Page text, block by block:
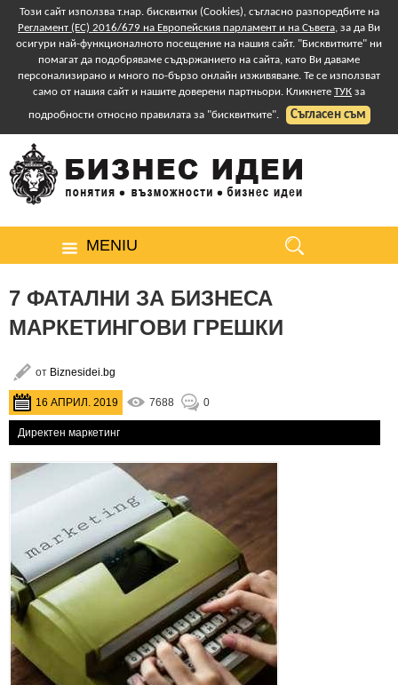
Този сайт използва т.нар. бисквитки (Cookies), съгласно разпоредбите на
Регламент (ЕС) 2016/679 на Европейския парламент и на Съвета, за да Ви
осигури най-функционалното посещение на нашия сайт. "Бисквитките" ни
помагат да подобряваме съдържанието на сайта, като Ви даваме
персонализирано и много по-бързо онлайн изживяване. Те се използват
само от нашия сайт и нашите доверени партньори. Кликнете ТУК за
подробности относно правилата за "бисквитките".
Съгласен съм
MENIU
7 ФАТАЛНИ ЗА БИЗНЕСА
МАРКЕТИНГОВИ ГРЕШКИ
от Biznesidei.bg
7688 0
16 АПРИЛ. 2019
Директен маркетинг